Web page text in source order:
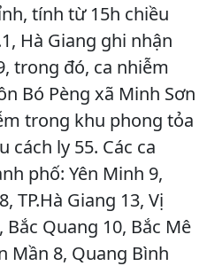
tính từ 15h chiều
Hà Giang ghi nhận
trong đó, ca nhiễm
Bó Pèng xã Minh Sơn
trong khu phong tỏa
cách ly 55. Các ca
phố: Yên Minh 9,
TP.Hà Giang 13, Vị
Bắc Quang 10, Bắc Mê
Mần 8, Quang Bình